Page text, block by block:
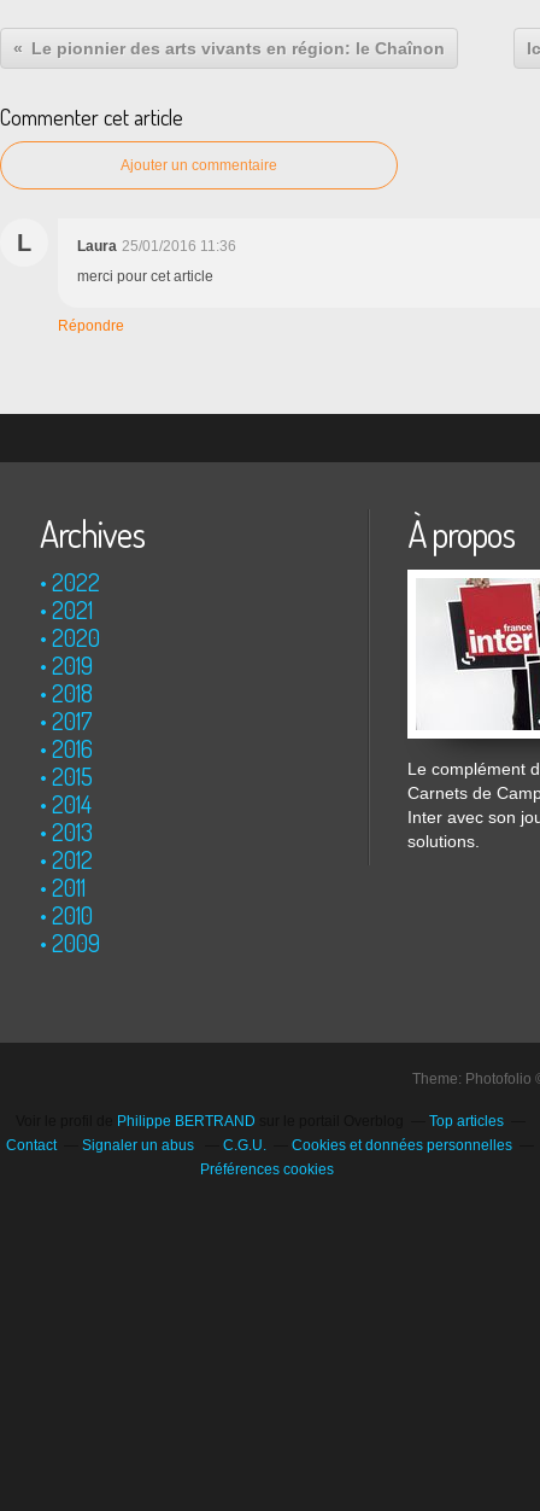
Le pionnier des arts vivants en région: le Chaînon
Commenter cet article
Ajouter un commentaire
L Laura 25/01/2016 11:36
merci pour cet article
Répondre
Archives
2022
2021
2020
2019
2018
2017
2016
2015
2014
2013
2012
2011
2010
2009
À propos
Le complément
Carnets de
Inter avec son
solutions.
Theme:
Philippe BERTRAND
Top articles
Contact
Signaler un abus C.G.U.
Cookies et données personnelles
Préférences cookies